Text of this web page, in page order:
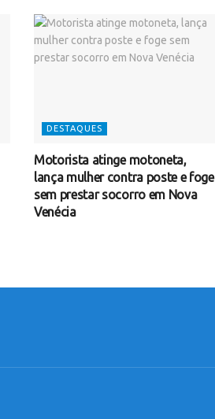
DESTAQUES
Motorista atinge motoneta,
lança mulher contra poste e foge
sem prestar socorro em Nova
Venécia